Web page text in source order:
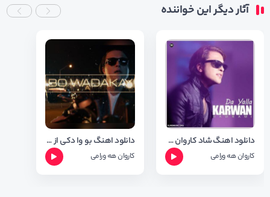
آثار دیگر این خواننده
دانلود اهنگ شاد کاروان هه ورامی به نام ده یه لا + متن اهنگ
کاروان هه ورامی
دانلود اهنگ بو وا دکی از کاروان هه ورامی + تکست اهنگ
کاروان هه ورامی